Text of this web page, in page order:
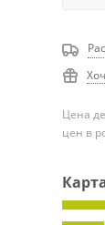
Цена
цен в